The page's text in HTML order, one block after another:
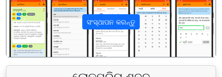
ସଂସ୍ଥାପନ କରନ୍ତୁ
पिछला अगला